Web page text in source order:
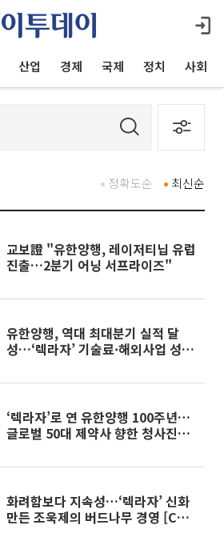
산업 경제 국제 정치 사회
최신순
정확도순
교보證 "유한양행, 레이저티닙 유럽
진출…2분기 어닝 서프라이즈"
유한양행, 역대 최대분기 실적 달
성…‘렉라자’ 기술료·해외사업 성장
‘렉라자’로 연 유한양행 100주년…
글로벌 50대 제약사 향한 청사진
화려함보다 지속성…‘렉라자’ 신화
만든 조욱제의 버드나무 경영 [CEO